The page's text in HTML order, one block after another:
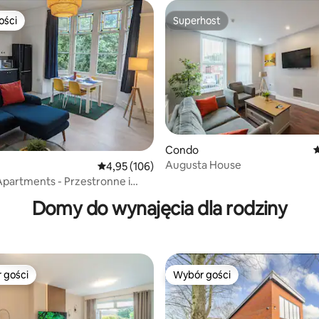
liczba recenzji: 120
Średnia ocena: 4,95 na 5, liczba recenzji: 106
4,95 (106)
- Przestronne i
Superhost
Superhost
Condo
Augusta House
Domy do wynajęcia dla rodziny
z kategorii Wybór gości
gości Wybór gości
Wybór gości